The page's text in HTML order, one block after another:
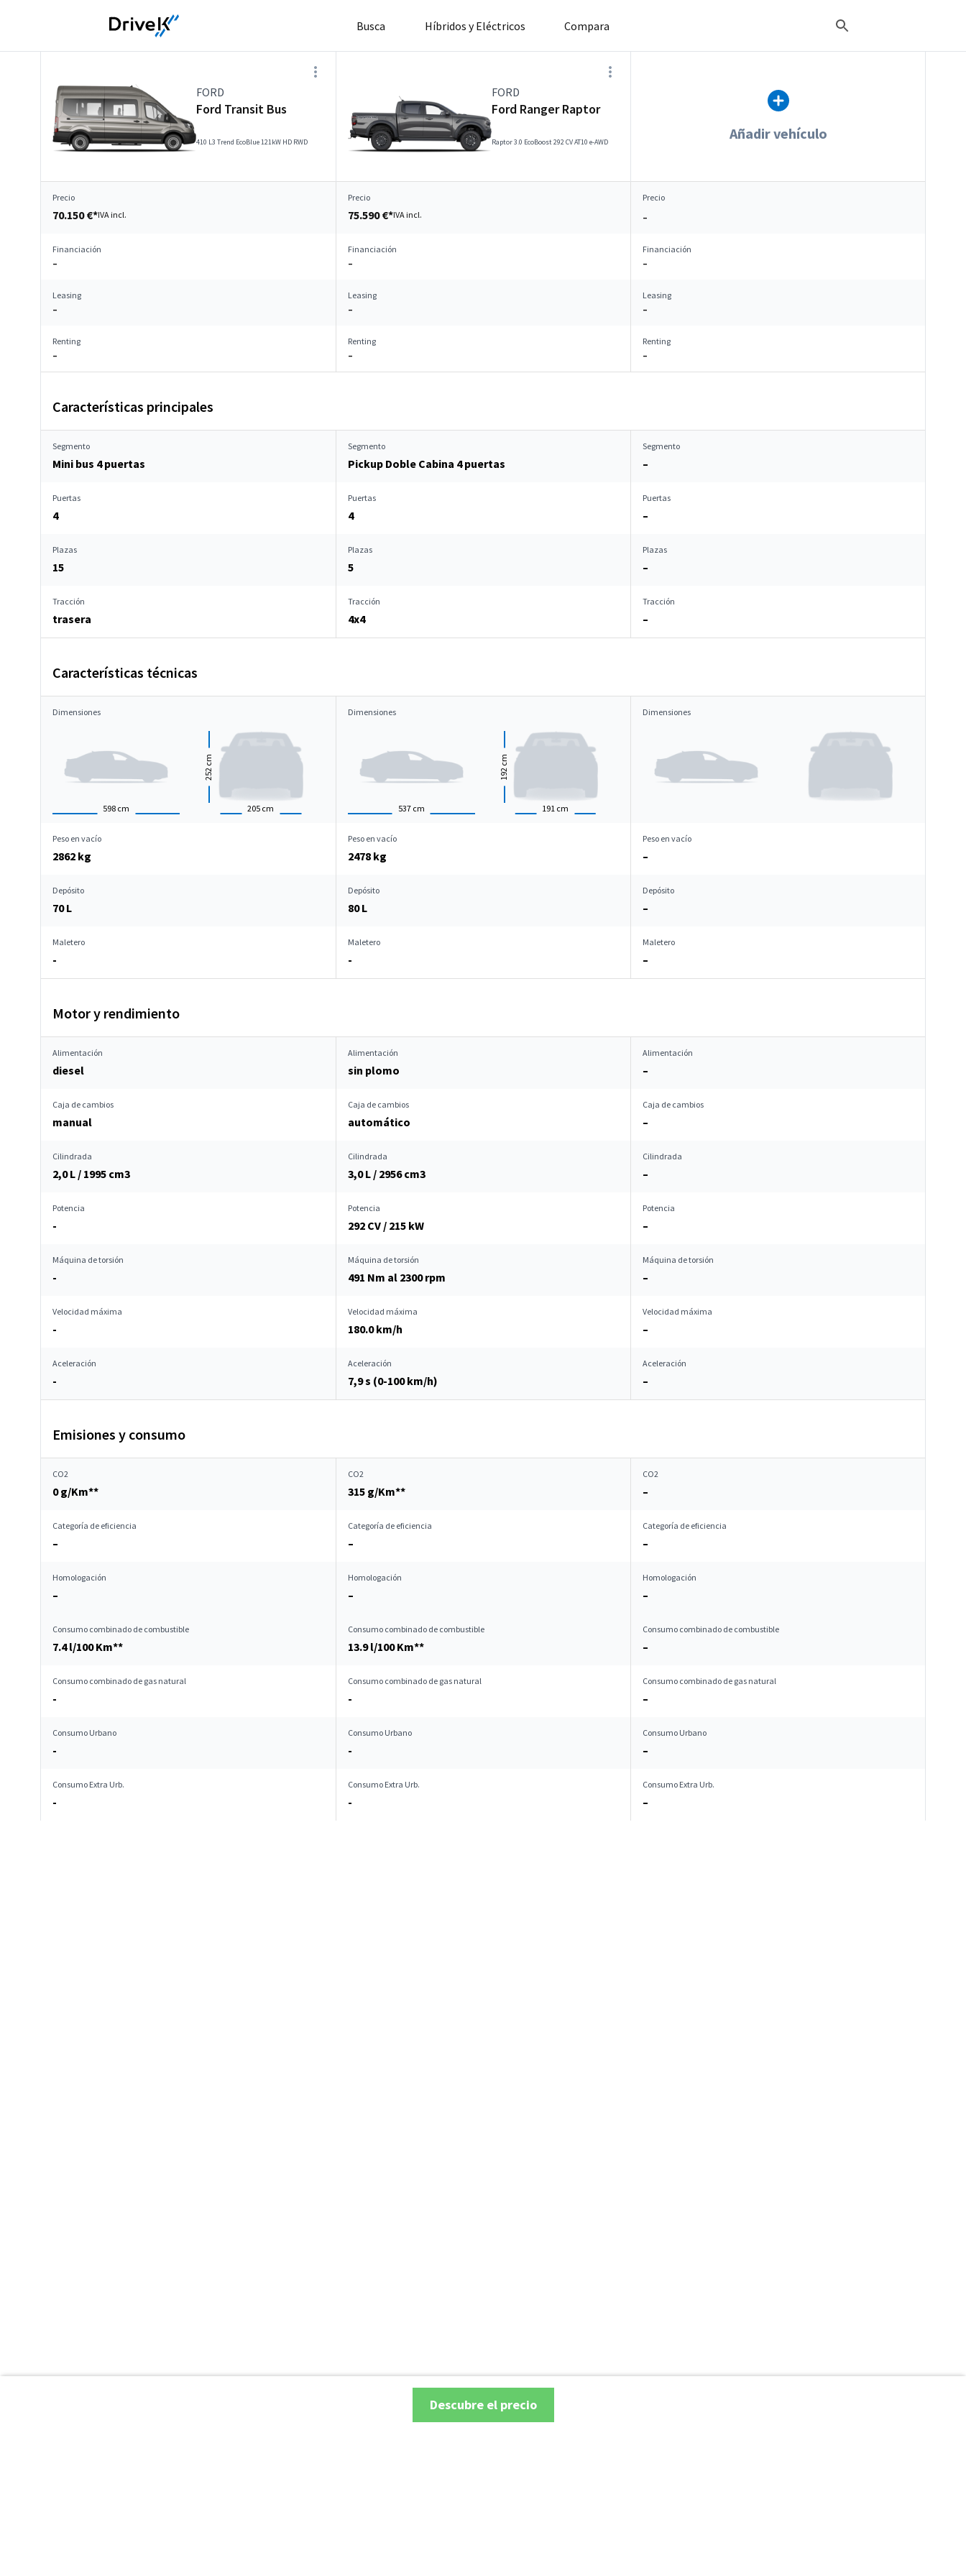
Busca Híbridos y Eléctricos Compara
FORD
Ford Transit Bus
410 L3 Trend EcoBlue 121kW HD RWD
FORD
Ford Ranger Raptor
Raptor 3.0 EcoBoost 292 CV AT10 e-AWD Añadir vehículo
Precio
70.150 €*IVA incl.
Precio
75.590 €*IVA incl.
Precio
–
Financiación
–
Financiación
–
Financiación
–
Leasing
–
Leasing
–
Leasing
–
Renting
–
Renting
–
Renting
–
Características principales
Segmento
Mini bus 4 puertas
Segmento
Pickup Doble Cabina 4 puertas
Segmento
–
Puertas
4
Puertas
4
Puertas
–
Plazas
15
Plazas
5
Plazas
–
Tracción
trasera
Tracción
4x4
Tracción
–
Características técnicas
Dimensiones
598 cm 205 cm
252
cm
Dimensiones
537 cm 191 cm
192
cm
Dimensiones
Peso en vacío
2862 kg
Peso en vacío
2478 kg
Peso en vacío
–
Depósito
70 L
Depósito
80 L
Depósito
–
Maletero
-
Maletero
-
Maletero
–
Motor y rendimiento
Alimentación
diesel
Alimentación
sin plomo
Alimentación
–
Caja de cambios
manual
Caja de cambios
automático
Caja de cambios
–
Cilindrada
2,0 L / 1995 cm3
Cilindrada
3,0 L / 2956 cm3
Cilindrada
–
Potencia
-
Potencia
292 CV / 215 kW
Potencia
–
Máquina de torsión
-
Máquina de torsión
491 Nm al 2300 rpm
Máquina de torsión
–
Velocidad máxima
-
Velocidad máxima
180.0 km/h
Velocidad máxima
–
Aceleración
-
Aceleración
7,9 s (0-100 km/h)
Aceleración
–
Emisiones y consumo
CO2
0 g/Km**
CO2
315 g/Km**
CO2
–
Categoría de eficiencia
–
Categoría de eficiencia
–
Categoría de eficiencia
–
Homologación
–
Homologación
–
Homologación
–
Consumo combinado de combustible
7.4 l/100 Km**
Consumo combinado de combustible
13.9 l/100 Km**
Consumo combinado de combustible
–
Consumo combinado de gas natural
-
Consumo combinado de gas natural
-
Consumo combinado de gas natural
–
Consumo Urbano
-
Consumo Urbano
-
Consumo Urbano
–
Consumo Extra Urb.
-
Consumo Extra Urb.
-
Consumo Extra Urb.
–
Descubre el precio